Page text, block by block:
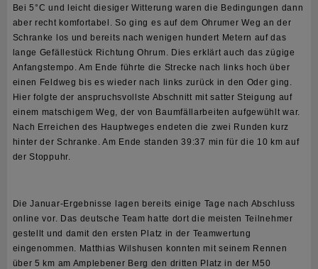
Bei 5°C und leicht diesiger Witterung waren die Bedingungen dann
aber recht komfortabel. So ging es auf dem Ohrumer Weg an der
Schranke los und bereits nach wenigen hundert Metern auf das
lange Gefällestück Richtung Ohrum. Dies erklärt auch das zügige
Anfangstempo. Am Ende führte die Strecke nach links hoch über
einen Feldweg bis es wieder nach links zurück in den Oder ging.
Hier folgte der anspruchsvollste Abschnitt mit satter Steigung auf
einem matschigem Weg, der von Baumfällarbeiten aufgewühlt war.
Nach Erreichen des Hauptweges endeten die zwei Runden kurz
hinter der Schranke. Am Ende standen 39:37 min für die 10 km auf
der Stoppuhr.
Die Januar-Ergebnisse lagen bereits einige Tage nach Abschluss
online vor. Das deutsche Team hatte dort die meisten Teilnehmer
gestellt und damit den ersten Platz in der Teamwertung
eingenommen. Matthias Wilshusen konnten mit seinem Rennen
über 5 km am Amplebener Berg den dritten Platz in der M50